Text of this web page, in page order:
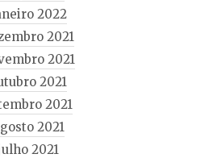
2022
2021
2021
2021
2021
2021
2021